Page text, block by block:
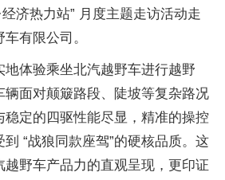
济热力站” 月度主题走访活动走
有限公司。
地体验乘坐北汽越野车进行越野
面对颠簸路段、陡坡等复杂路况
稳定的四驱性能尽显，精准的操控
“战狼同款座驾”的硬核品质。这
越野车产品力的直观呈现，更印证